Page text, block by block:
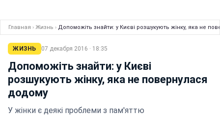
Главная › Жизнь › Допоможіть знайти: у Києві розшукують жінку, яка не
ЖИЗНЬ 07 декабря 2016 · 18:35
Допоможіть знайти: у Києві
розшукують жінку, яка не повернулася
додому
У жінки є деякі проблеми з пам'яттю